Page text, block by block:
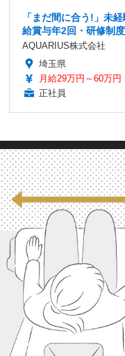
「まだ間に合う!」未
給賞与年2回・研修制
AQUARIUS株式会社
埼玉県
月給29万円～60万円
正社員